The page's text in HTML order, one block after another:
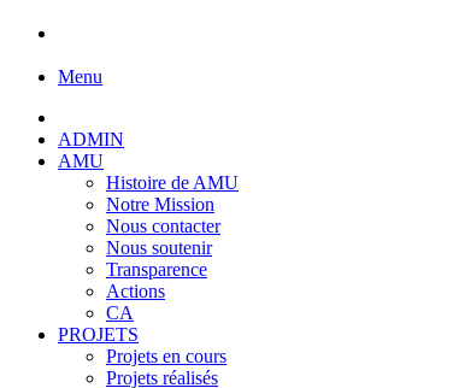
Menu
ADMIN
AMU
Histoire de AMU
Notre Mission
Nous contacter
Nous soutenir
Transparence
Actions
CA
PROJETS
Projets en cours
Projets réalisés